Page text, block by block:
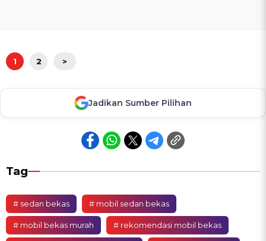
1 2 >
Jadikan Sumber Pilihan
Tag
# sedan bekas # mobil sedan bekas
# mobil bekas murah # rekomendasi mobil bekas